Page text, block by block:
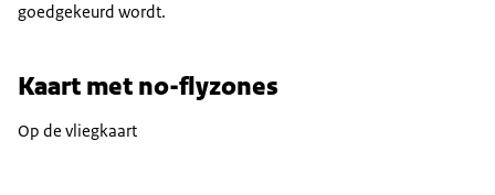
goedgekeurd wordt.
Kaart met no-flyzones
Op de vliegkaart